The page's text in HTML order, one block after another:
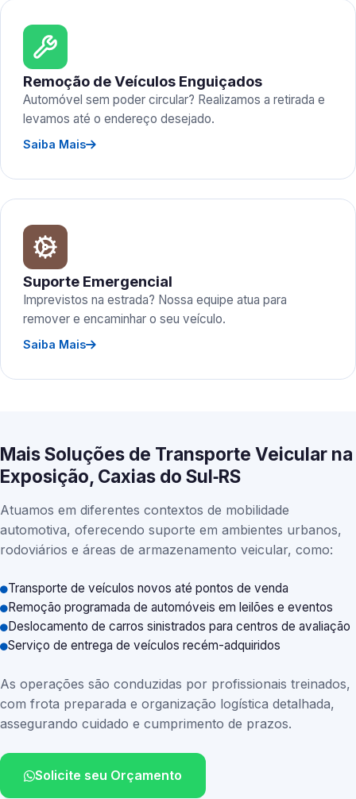
Remoção de Veículos Enguiçados
Automóvel sem poder circular? Realizamos a retirada e
levamos até o endereço desejado.
Saiba Mais
Suporte Emergencial
Imprevistos na estrada? Nossa equipe atua para
remover e encaminhar o seu veículo.
Saiba Mais
Mais Soluções de Transporte Veicular na
Exposição, Caxias do Sul‑RS
Atuamos em diferentes contextos de mobilidade
automotiva, oferecendo suporte em ambientes urbanos,
rodoviários e áreas de armazenamento veicular, como:
Transporte de veículos novos até pontos de venda
Remoção programada de automóveis em leilões e eventos
Deslocamento de carros sinistrados para centros de avaliação
Serviço de entrega de veículos recém-adquiridos
As operações são conduzidas por profissionais treinados,
com frota preparada e organização logística detalhada,
assegurando cuidado e cumprimento de prazos.
Solicite seu Orçamento